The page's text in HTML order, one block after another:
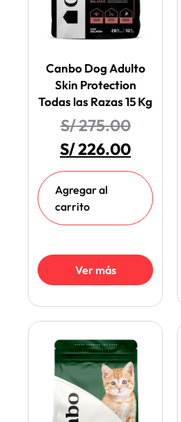
Canbo Dog Adulto
Skin Protection
Todas las Razas 15 Kg
S/275.00
S/226.00
Agregar al
carrito
Ver más